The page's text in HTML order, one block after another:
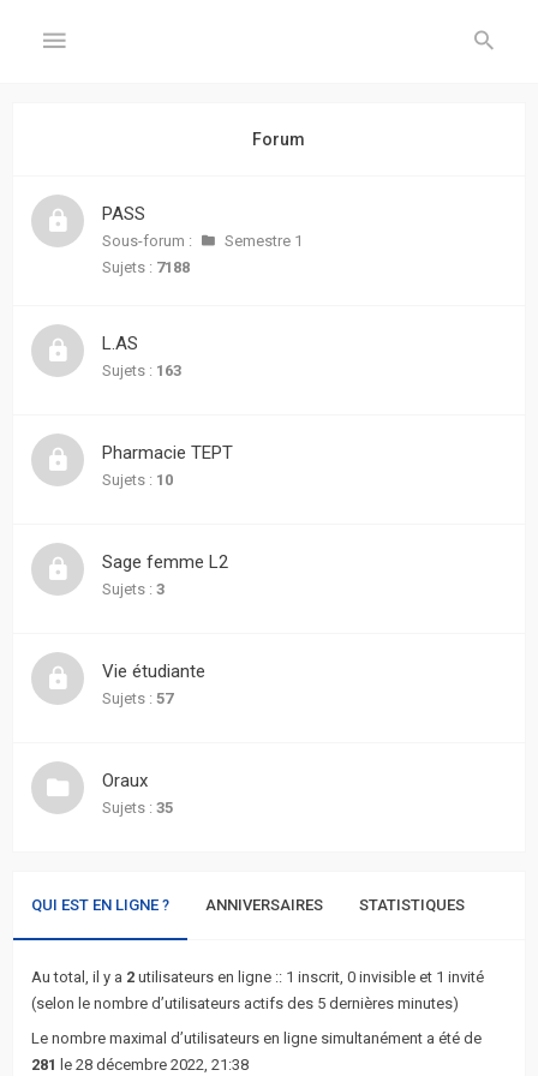
Inscription
FORUM
sans
réponse
actifs
Recherche
avancée
L’équipe
Forum
PASS
Sous-forum :
Semestre 1
Sujets : 7188
L.AS
Sujets : 163
Pharmacie TEPT
Sujets : 10
Sage femme L2
Sujets : 3
Vie étudiante
Sujets : 57
Oraux
Sujets : 35
QUI EST EN LIGNE ? ANNIVERSAIRES STATISTIQUES
Au total, il y a 2 utilisateurs en ligne :: 1 inscrit, 0 invisible et 1 invité
(selon le nombre d’utilisateurs actifs des 5 dernières minutes)
Le nombre maximal d’utilisateurs en ligne simultanément a été de
281 le 28 décembre 2022, 21:38